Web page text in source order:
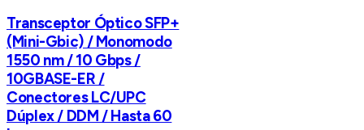
Transceptor Óptico SFP+
(Mini-Gbic) / Monomodo
1550 nm / 10 Gbps /
10GBASE-ER /
Conectores LC/UPC
Dúplex / DDM / Hasta 60